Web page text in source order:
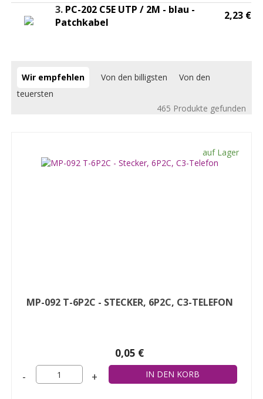
3. PC-202 C5E UTP / 2M - blau -
Patchkabel
2,23 €
Wir empfehlen Von den billigsten
Von den
teuersten
465 Produkte gefunden
auf Lager
MP-092 T-6P2C - STECKER, 6P2C, C3-TELEFON
0,05 €
- +